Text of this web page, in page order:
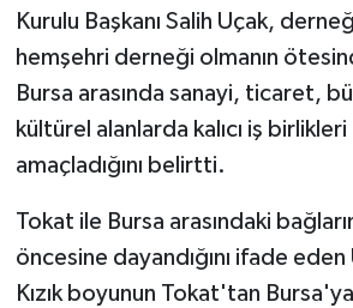
Kurulu Başkanı Salih Uçak,
hemşehri derneği olmanın
Bursa arasında sanayi, ticaret,
kültürel alanlarda kalıcı iş
amaçladığını belirtti.
Tokat ile Bursa arasındaki
öncesine dayandığını ifade
Kızık boyunun Tokat'tan